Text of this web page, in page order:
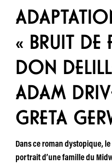
« BRUIT
DON
ADAM
GRETA
Dans ce roman dystopique,
portrait d’une famille du